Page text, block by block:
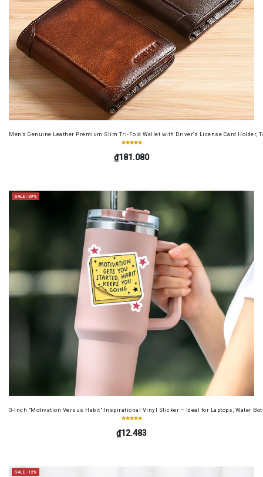
Men's Genuine Leather Premium Slim Tri-Fold Wallet with Driver's License Card Holder,
₫181.080
SALE -39%
3-Inch "Motivation Versus Habit" Inspirational Vinyl Sticker – Ideal for Laptops, Water
₫12.483
SALE -12%